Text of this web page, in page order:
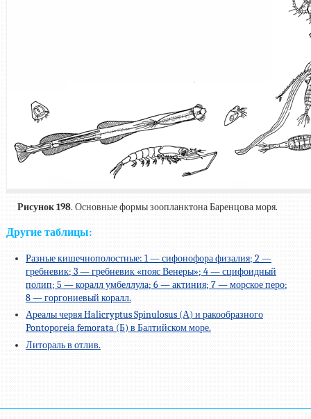
Рисунок 198. Основные формы зоопланктона Баренцова моря.
Другие таблицы:
Разные кишечнополостные: 1 — сифонофора физалия; 2 —
гребневик; 3 — гребневик «пояс Венеры»; 4 — сцифоидный
полип; 5 — коралл умбеллула; 6 — актиния; 7 — морское перо;
8 — горгониевый коралл.
Ареалы червя Halicryptus Spinulosus (А) и ракообразного
Pontoporeia femorata (Б) в Балтийском море.
Литораль в отлив.